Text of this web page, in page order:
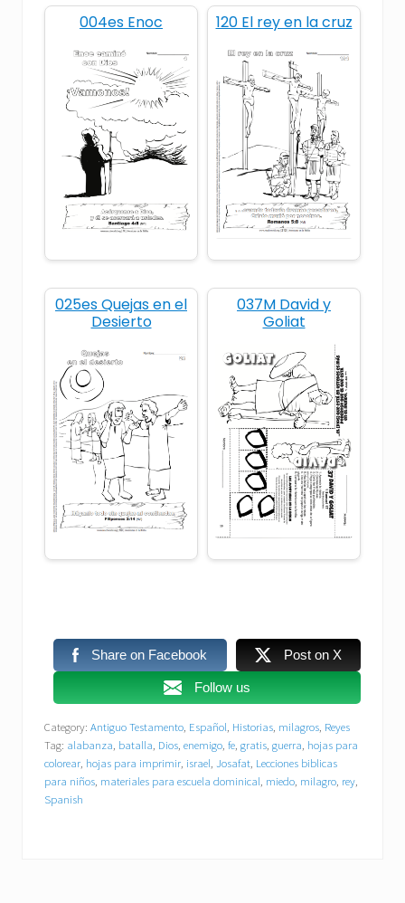
enemigo gratis
guerra hojas para colorear
hojas para imprimir israel
Josafat Lecciones biblicas para niños
materiales para escuela dominical miedo
milagro rey Spanish
004es Enoc 120 El rey en la cruz
025es Quejas en el
Desierto
037M David y
Goliat
Share on Facebook Post on X
Follow us
Category: Antiguo Testamento Español Historias milagros Reyes
Tag: alabanza batalla Dios enemigo fe gratis guerra hojas para
colorear hojas para imprimir israel Josafat Lecciones biblicas
para niños materiales para escuela dominical miedo milagro rey
Spanish